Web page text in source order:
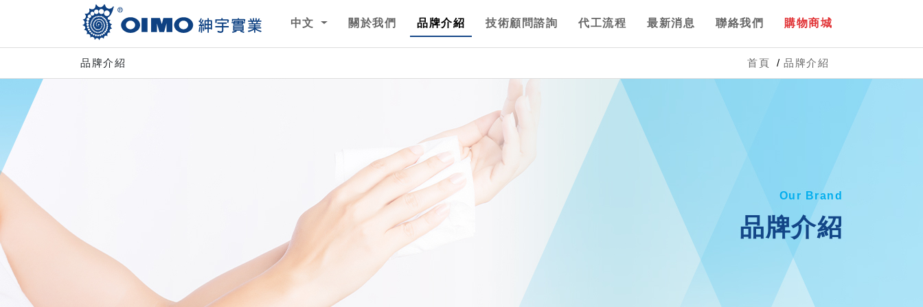
中文 關於我們 品牌介紹 技術顧問諮詢 代工流程 最新消息 聯絡我們 購物商城
品牌介紹 首頁 品牌介紹
Our Brand
品牌介紹